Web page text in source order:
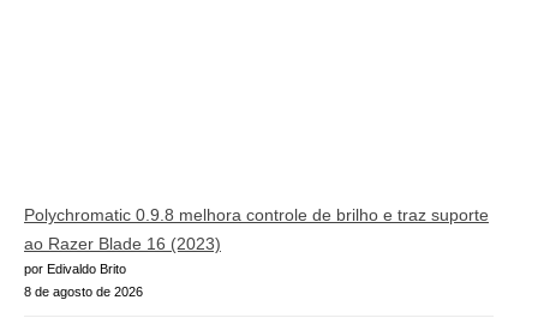
Polychromatic 0.9.8 melhora controle de brilho e traz suporte
ao Razer Blade 16 (2023)
por Edivaldo Brito
8 de agosto de 2026